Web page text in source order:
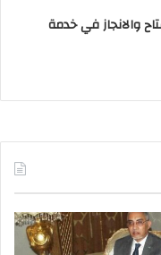
والانجاز في خدمة